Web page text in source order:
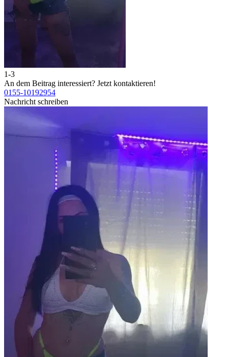
1-3
An dem Beitrag interessiert? Jetzt kontaktieren!
0155-10192954
Nachricht schreiben